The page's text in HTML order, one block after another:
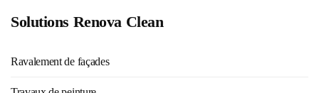
Solutions Renova Clean
Ravalement de façades